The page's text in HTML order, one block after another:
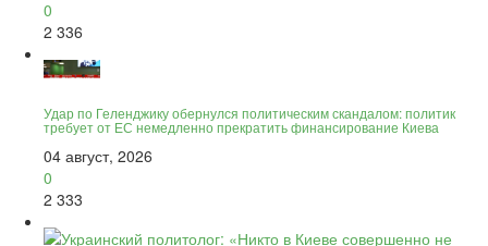
0
2 336
Удар по Геленджику обернулся политическим скандалом: политик
требует от ЕС немедленно прекратить финансирование Киева
04 август, 2026
0
2 333